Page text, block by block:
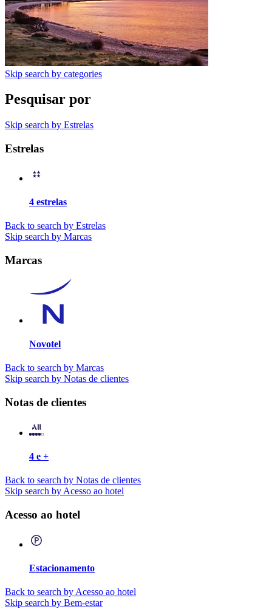
Skip search by categories
Pesquisar por
Skip search by Estrelas
Estrelas
4 estrelas
Back to search by Estrelas
Skip search by Marcas
Marcas
Novotel
Back to search by Marcas
Skip search by Notas de clientes
Notas de clientes
4 e +
Back to search by Notas de clientes
Skip search by Acesso ao hotel
Acesso ao hotel
Estacionamento
Back to search by Acesso ao hotel
Skip search by Bem-estar